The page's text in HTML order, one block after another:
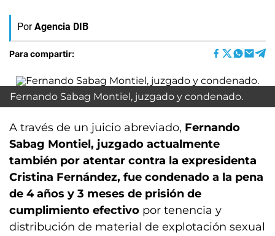
Por Agencia DIB
Para compartir:
Fernando Sabag Montiel, juzgado y condenado.
A través de un juicio abreviado, Fernando
Sabag Montiel, juzgado actualmente
también por atentar contra la expresidenta
Cristina Fernández, fue condenado a la pena
de 4 años y 3 meses de prisión de
cumplimiento efectivo por tenencia y
distribución de material de explotación sexual